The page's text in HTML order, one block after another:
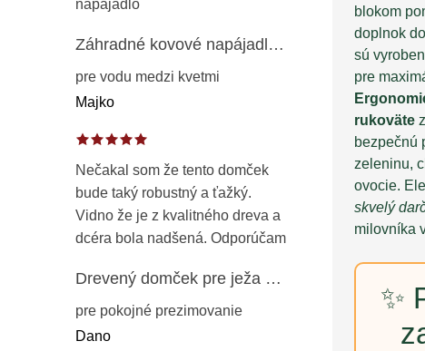
napájadlo
Záhradné kovové napájadlo pre vtáky 8 cm / 104 cm – dekorácia z patinovanej ocele v prírodnej hrdzi
pre vodu medzi kvetmi
Majko
Nečakal som že tento domček
bude taký robustný a ťažký.
Vidno že je z kvalitného dreva a
dcéra bola nadšená. Odporúčam
Drevený domček pre ježa – záhradný úkryt z opaľovaného dreva s vodoodolnou strechou 50 cm
pre pokojné prezimovanie
Dano
blokom
doplnok
sú
pre
rukoväte
bezpečnú
zeleninu,
ovocie.
skvelý
milovníka
✨